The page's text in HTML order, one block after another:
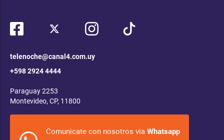
telenoche@canal4.com.uy
+598 2924 4444
Paraguay 2253
Montevideo, CP, 11800
Comunicate con nosotros via Whatsapp